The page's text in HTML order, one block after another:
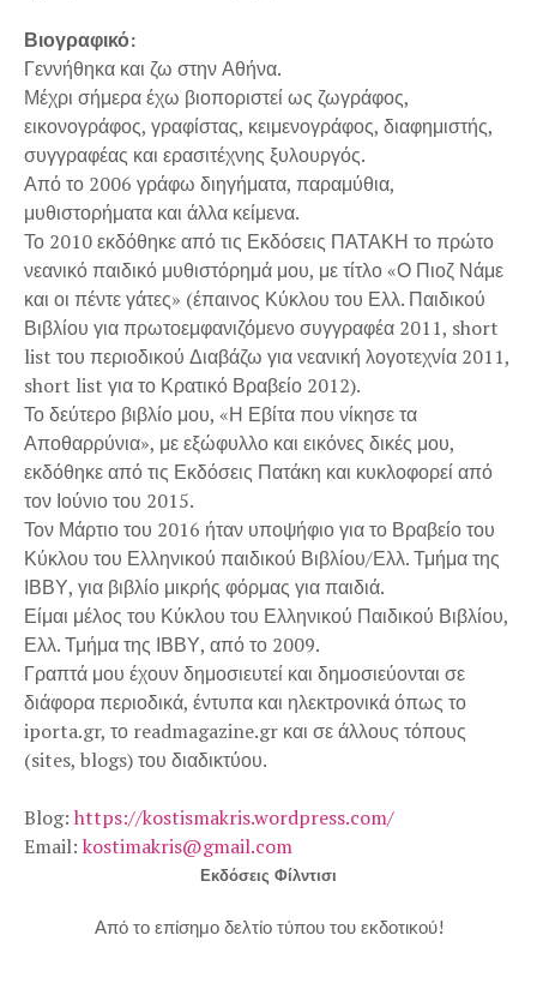
Βιογραφικό:
Γεννήθηκα και ζω στην Αθήνα.
Μέχρι σήμερα έχω βιοποριστεί ως ζωγράφος,
εικονογράφος, γραφίστας, κειμενογράφος, διαφημιστής,
συγγραφέας και ερασιτέχνης ξυλουργός.
Από το 2006 γράφω διηγήματα, παραμύθια,
μυθιστορήματα και άλλα κείμενα.
Το 2010 εκδόθηκε από τις Εκδόσεις ΠΑΤΑΚΗ το πρώτο
νεανικό παιδικό μυθιστόρημά μου, με τίτλο «Ο Πιοζ Νάμε
και οι πέντε γάτες» (έπαινος Κύκλου του Ελλ. Παιδικού
Βιβλίου για πρωτοεμφανιζόμενο συγγραφέα 2011, short
list του περιοδικού Διαβάζω για νεανική λογοτεχνία 2011,
short list για το Κρατικό Βραβείο 2012).
Το δεύτερο βιβλίο μου, «Η Εβίτα που νίκησε τα
Αποθαρρύνια», με εξώφυλλο και εικόνες δικές μου,
εκδόθηκε από τις Εκδόσεις Πατάκη και κυκλοφορεί από
τον Ιούνιο του 2015.
Τον Μάρτιο του 2016 ήταν υποψήφιο για το Βραβείο του
Κύκλου του Ελληνικού παιδικού Βιβλίου/Ελλ. Τμήμα της
ΙΒΒΥ, για βιβλίο μικρής φόρμας για παιδιά.
Είμαι μέλος του Κύκλου του Ελληνικού Παιδικού Βιβλίου,
Ελλ. Τμήμα της ΙΒΒΥ, από το 2009.
Γραπτά μου έχουν δημοσιευτεί και δημοσιεύονται σε
διάφορα περιοδικά, έντυπα και ηλεκτρονικά όπως το
iporta.gr, το readmagazine.gr και σε άλλους τόπους
(sites, blogs) του διαδικτύου.
Blog: https://kostismakris.wordpress.com/
Email: kostimakris@gmail.com
Εκδόσεις Φίλντισι
Από το επίσημο δελτίο τύπου του εκδοτικού!